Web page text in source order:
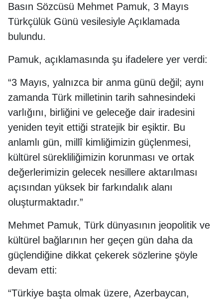
Basın Sözcüsü Mehmet Pamuk, 3 Mayıs
Türkçülük Günü vesilesiyle Açıklamada
bulundu.
Pamuk, açıklamasında şu ifadelere yer verdi:
“3 Mayıs, yalnızca bir anma günü değil; aynı
zamanda Türk milletinin tarih sahnesindeki
varlığını, birliğini ve geleceğe dair iradesini
yeniden teyit ettiği stratejik bir eşiktir. Bu
anlamlı gün, millî kimliğimizin güçlenmesi,
kültürel sürekliliğimizin korunması ve ortak
değerlerimizin gelecek nesillere aktarılması
açısından yüksek bir farkındalık alanı
oluşturmaktadır.”
Mehmet Pamuk, Türk dünyasının jeopolitik ve
kültürel bağlarının her geçen gün daha da
güçlendiğine dikkat çekerek sözlerine şöyle
devam etti:
“Türkiye başta olmak üzere, Azerbaycan,